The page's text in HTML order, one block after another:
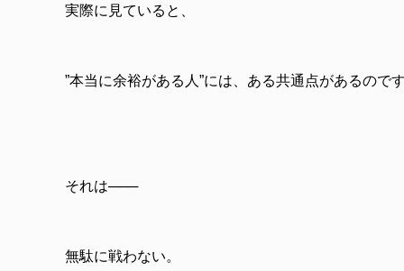
実際に見ていると、
”本当に余裕がある人”には、ある共通点があるので
それは───
無駄に戦わない。